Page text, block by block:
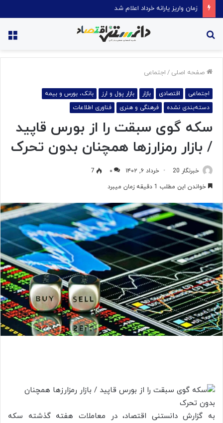
قیمت روغن دریکسال رکورد زد
صفحه اصلی / اجتماعی
اجتماعی اقتصادی بازار بازار پول و ارز
بانک، بورس و بیمه
دسته‌بندی نشده
فرهنگی و هنری فناوری اطلاعات
سکه گوی سبقت را از بورس قاپید
/ بازار رمزارزها همچنان بدون تحرک
خبرنگار 20 خرداد ۶, ۱۴۰۲ ۰
7
خواندن این مطلب 1 دقیقه زمان میبرد
به گزارش دانستنی اقتصاد، در معاملات هفته گذشته سکه